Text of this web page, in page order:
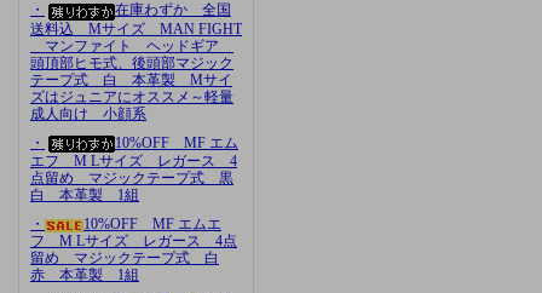
・
在庫わずか 全国
送料込 Mサイズ MAN FIGHT
マンファイト ヘッドギア
頭頂部ヒモ式、後頭部マジック
テープ式 白 本革製 Mサイ
ズはジュニアにオススメ～軽量
成人向け 小顔系
・
10%OFF MF エム
エフ M Lサイズ レガース 4
点留め マジックテープ式 黒
白 本革製 1組
・
10%OFF MF エムエ
フ M Lサイズ レガース 4点
留め マジックテープ式 白
赤 本革製 1組